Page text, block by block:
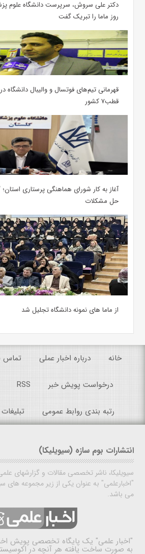
دکتر علی سروش، سرپرست دانشگاه علوم
روز ماما را تبریک گفت
قهرمانی تیم‌های فوتسال و والیبال دانشگاه
قطب۷ کشور
آغاز به کار شورای هماهنگی پرستاری
حل مشکلات
از ماما های نمونه دانشگاه تجلیل شد
خانه درباره اخبار عملی تماس
درخواست پویش خبر RSS
رتبه بندی روابط عمومی
انتشارات بوم سازه (سیویلیکا)
سیویلیکا، ناشر تخصصی مقالات و گزارشهای
"اخبارعلمی" به عنوان یکی از زیر مجموعه های
می باشد.
"اخبار علمی" یک پایگاه تخصصی پویش
به صورت ساخت یافته هر آنچه در